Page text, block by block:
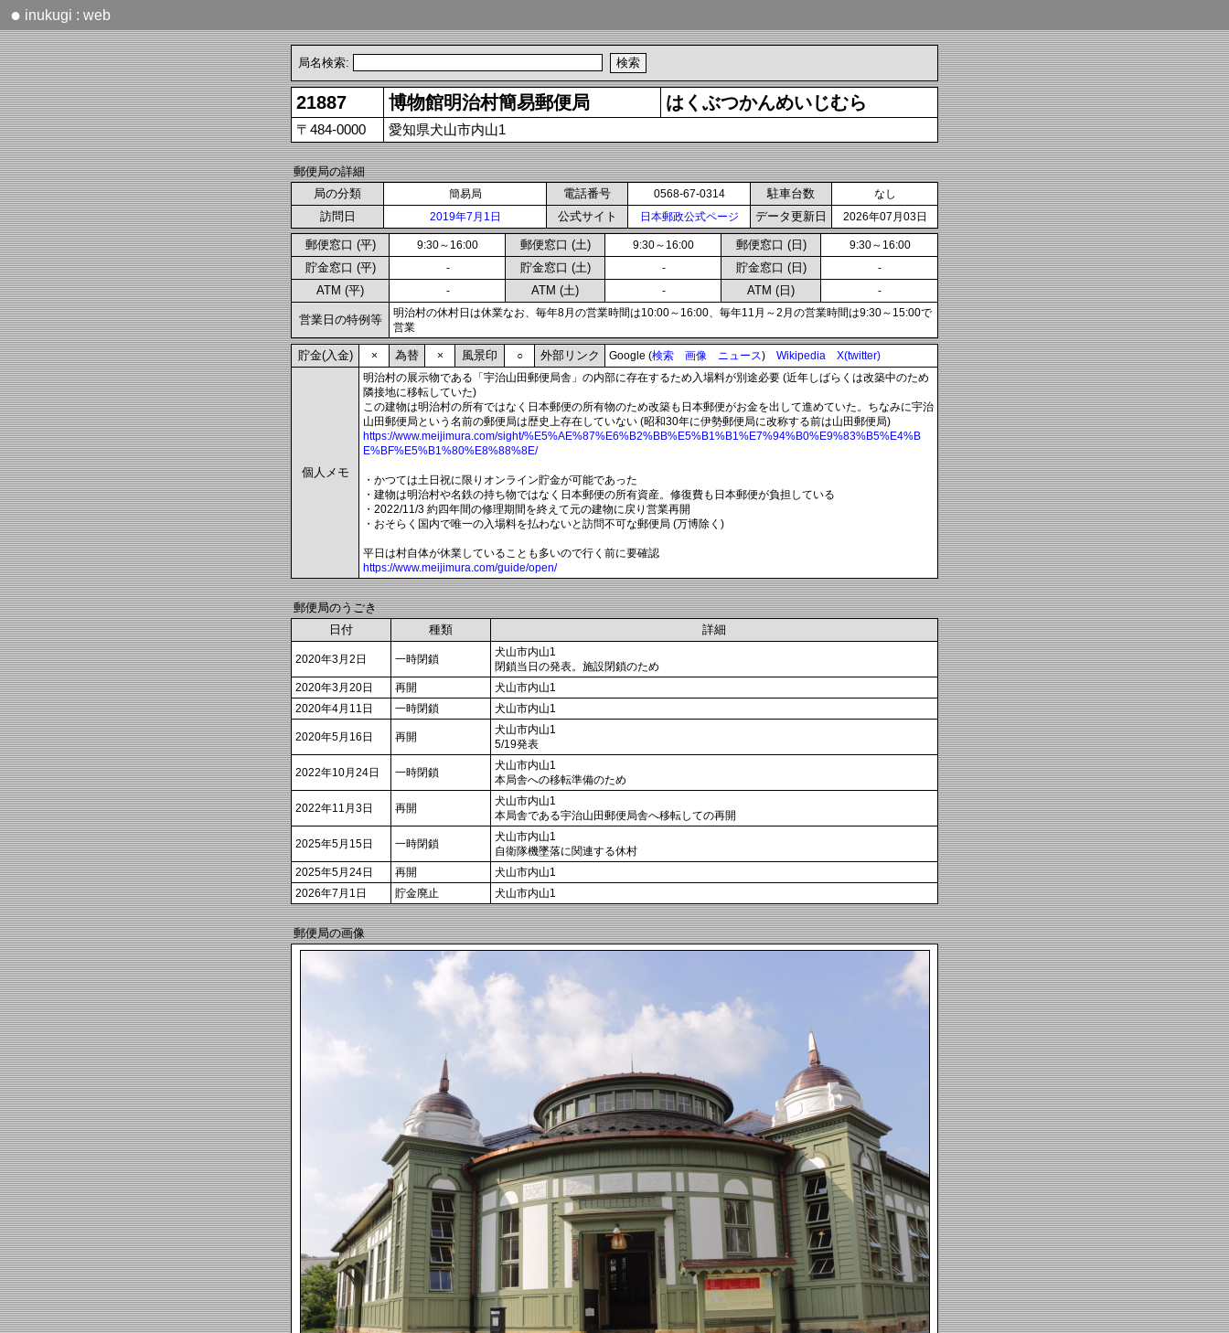
● inukugi : web
局名検索:
21887 博物館明治村簡易郵便局 はくぶつかんめいじむら
〒484-0000 愛知県犬山市内山1
郵便局の詳細
局の分類
簡易局 電話番号 0568-67-0314 駐車台数 なし
訪問日 2019年7月1日 公式サイト 日本郵政公式ページ データ更新日 2026年07月03日
郵便窓口 (平) 9:30～16:00 郵便窓口 (土) 9:30～16:00 郵便窓口 (日) 9:30～16:00
貯金窓口 (平) - 貯金窓口 (土) - 貯金窓口 (日) -
ATM (平) - ATM (土) - ATM (日) -
営業日の特例等
明治村の休村日は休業なお、毎年8月の営業時間は10:00～16:00、毎年11月～2月の営業時間は9:30～15:00で
営業
貯金(入金) × 為替 × 風景印 ○ 外部リンク Google (検索 画像 ニュース) Wikipedia X(twitter)
個人メモ
明治村の展示物である「宇治山田郵便局舎」の内部に存在するため入場料が別途必要 (近年しばらくは改築中のため
隣接地に移転していた)
この建物は明治村の所有ではなく日本郵便の所有物のため改築も日本郵便がお金を出して進めていた。ちなみに宇治
山田郵便局という名前の郵便局は歴史上存在していない (昭和30年に伊勢郵便局に改称する前は山田郵便局)
https://www.meijimura.com/sight/%E5%AE%87%E6%B2%BB%E5%B1%B1%E7%94%B0%E9%83%B5%E4%B
E%BF%E5%B1%80%E8%88%8E/
・かつては土日祝に限りオンライン貯金が可能であった
・建物は明治村や名鉄の持ち物ではなく日本郵便の所有資産。修復費も日本郵便が負担している
・2022/11/3 約四年間の修理期間を終えて元の建物に戻り営業再開
・おそらく国内で唯一の入場料を払わないと訪問不可な郵便局 (万博除く)
平日は村自体が休業していることも多いので行く前に要確認
https://www.meijimura.com/guide/open/
郵便局のうごき
日付
種類 詳細
2020年3月2日 一時閉鎖
犬山市内山1
閉鎖当日の発表。施設閉鎖のため
2020年3月20日
再開
犬山市内山1
2020年4月11日
一時閉鎖 犬山市内山1
2020年5月16日 再開
犬山市内山1
5/19発表
2022年10月24日 一時閉鎖
犬山市内山1
本局舎への移転準備のため
2022年11月3日 再開
犬山市内山1
本局舎である宇治山田郵便局舎へ移転しての再開
2025年5月15日 一時閉鎖
犬山市内山1
自衛隊機墜落に関連する休村
2025年5月24日
再開
犬山市内山1
2026年7月1日
貯金廃止 犬山市内山1
郵便局の画像